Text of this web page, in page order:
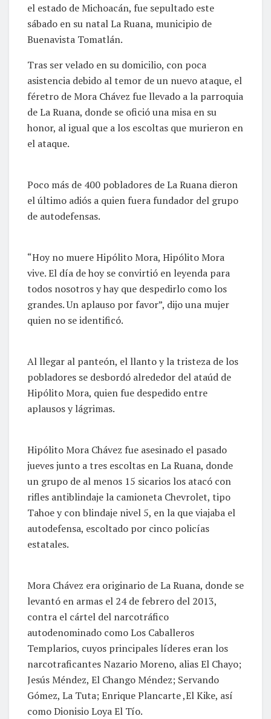
el estado de Michoacán, fue sepultado este
sábado en su natal La Ruana, municipio de
Buenavista Tomatlán.
Tras ser velado en su domicilio, con poca
asistencia debido al temor de un nuevo ataque, el
féretro de Mora Chávez fue llevado a la parroquia
de La Ruana, donde se ofició una misa en su
honor, al igual que a los escoltas que murieron en
el ataque.
Poco más de 400 pobladores de La Ruana dieron
el último adiós a quien fuera fundador del grupo
de autodefensas.
“Hoy no muere Hipólito Mora, Hipólito Mora
vive. El día de hoy se convirtió en leyenda para
todos nosotros y hay que despedirlo como los
grandes. Un aplauso por favor”, dijo una mujer
quien no se identificó.
Al llegar al panteón, el llanto y la tristeza de los
pobladores se desbordó alrededor del ataúd de
Hipólito Mora, quien fue despedido entre
aplausos y lágrimas.
Hipólito Mora Chávez fue asesinado el pasado
jueves junto a tres escoltas en La Ruana, donde
un grupo de al menos 15 sicarios los atacó con
rifles antiblindaje la camioneta Chevrolet, tipo
Tahoe y con blindaje nivel 5, en la que viajaba el
autodefensa, escoltado por cinco policías
estatales.
Mora Chávez era originario de La Ruana, donde se
levantó en armas el 24 de febrero del 2013,
contra el cártel del narcotráfico
autodenominado como Los Caballeros
Templarios, cuyos principales líderes eran los
narcotraficantes Nazario Moreno, alias El Chayo;
Jesús Méndez, El Chango Méndez; Servando
Gómez, La Tuta; Enrique Plancarte ,El Kike, así
como Dionisio Loya El Tío.